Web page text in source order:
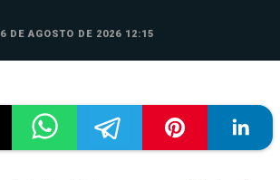
6 DE AGOSTO DE 2026 12:15